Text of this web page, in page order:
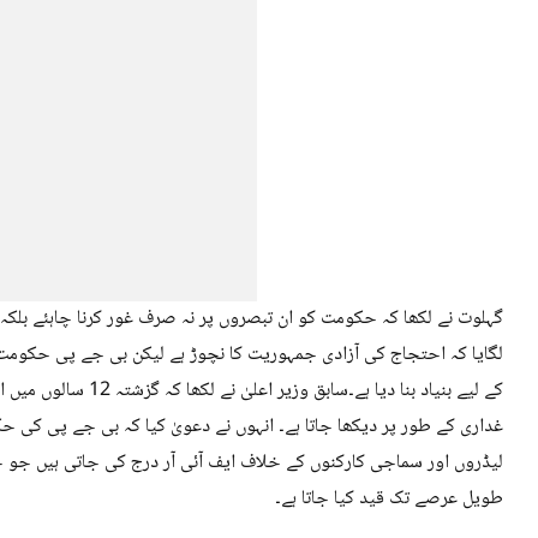
گہلوت نے لکھا کہ حکومت کو ان تبصروں پر نہ صرف غور کرنا چاہئے بلکہ
لگایا کہ احتجاج کی آزادی جمہوریت کا نچوڑ ہے لیکن بی جے پی
کے لیے بنیاد بنا دیا
غداری کے طور پر دیکھا جاتا ہے۔ انہوں نے دعویٰ کیا کہ بی جے پی کی
لیڈروں اور سماجی کارکنوں کے خلاف ایف آئی آر درج کی جاتی ہیں
طویل عرصے تک قید کیا جاتا ہے۔